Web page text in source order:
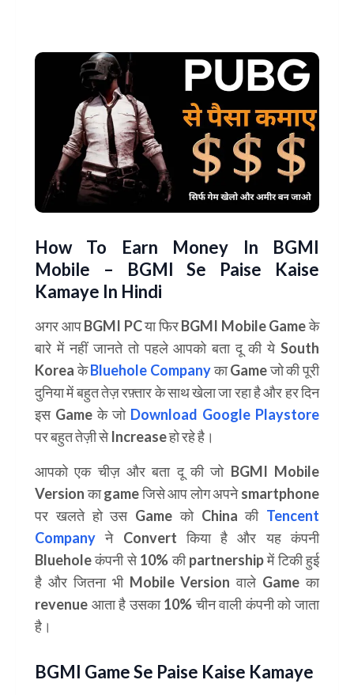
How To Earn Money In BGMI
Mobile – BGMI Se Paise Kaise
Kamaye In Hindi
अगर आपBGMI PCया फिरBGMI Mobile Gameके
बारे में नहीं जानते तो पहले आपको बता दू की ये South
Korea केBluehole Companyका Game जो की पूरी
दुनिया में बहुत तेज़ रफ़्तार के साथ खेला जा रहा है और हर दिन
इस Game के जो Download Google Playstore
पर बहुत तेज़ी से Increase हो रहे है।
आपको एक चीज़ और बता दू की जो BGMI Mobile
Version का game जिसे आप लोग अपने smartphone
पर खलते हो उस Game को China की Tencent
Company ने Convert किया है और यह कंपनी
Bluehole कंपनी से 10% की partnership में टिकी हुई
है और जितना भी Mobile Version वाले Game का
revenue आता है उसका 10% चीन वाली कंपनी को जाता
है।
BGMI Game Se Paise Kaise Kamaye